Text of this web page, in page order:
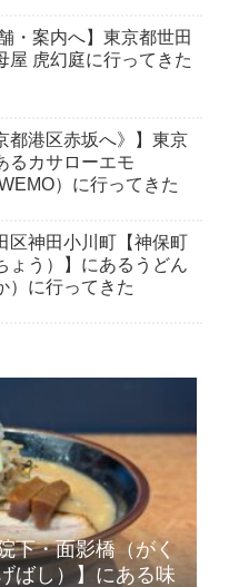
・案内へ】東京都世田
屋 虎幻庭に行ってきた
都港区赤坂へ》】東京
るカサローエモ
）に行ってきた
区神田小川町【神保町
ょう）】にあるうどん
）に行ってきた
下・面影橋（がく
ばし）】にある味